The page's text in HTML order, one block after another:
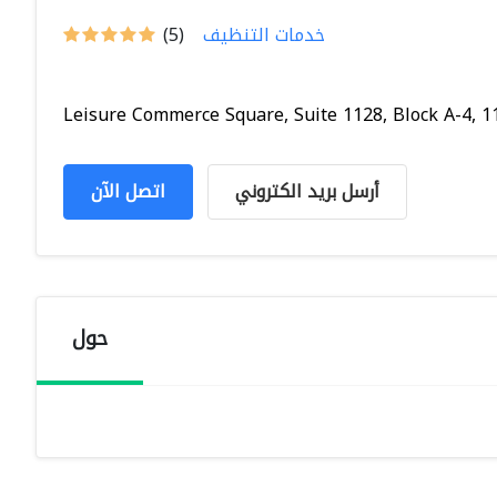
(5) خدمات التنظيف
Leisure Commerce Square, Suite 1128, Block A-4,
اتصل الآن أرسل بريد الكتروني
حول